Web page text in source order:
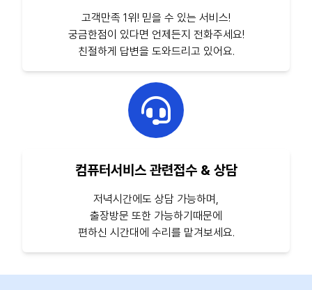
고객만족 1위! 믿을 수 있는 서비스!
궁금한점이 있다면 언제든지 전화주세요!
친절하게 답변을 도와드리고 있어요.
컴퓨터서비스 관련접수 & 상담
저녁시간에도 상담 가능하며,
출장방문 또한 가능하기때문에
편하신 시간대에 수리를 맡겨보세요.